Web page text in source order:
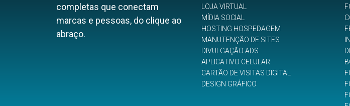
completas que conectam
marcas e pessoas, do clique ao
abraço.
LOJA VIRTUAL
MÍDIA SOCIAL
HOSTING HOSPEDAGEM
MANUTENÇÃO DE SITES
DIVULGAÇÃO ADS
APLICATIVO CELULAR
CARTÃO DE VISITAS DIGITAL
DESIGN GRÁFICO